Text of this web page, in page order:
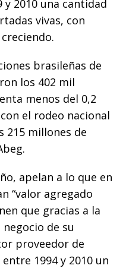
2010 una cantidad
vivas, con
brasileñas de
los 402 mil
menos del 0,2
el rodeo nacional
215 millones de
apelan a lo que en
“valor agregado
que gracias a la
de su
proveedor de
1994 y 2010 un